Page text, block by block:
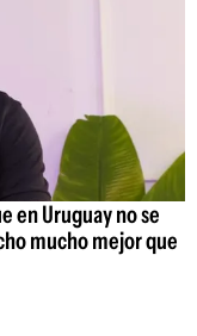
en Uruguay no se
mucho mejor que